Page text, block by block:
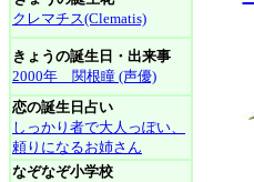
クレマチス(Clematis)
きょうの誕生日・出来事
2000年 関根瞳 (声優)
恋の誕生日占い
しっかり者で大人っぽい、
頼りになるお姉さん
なぞなぞ小学校